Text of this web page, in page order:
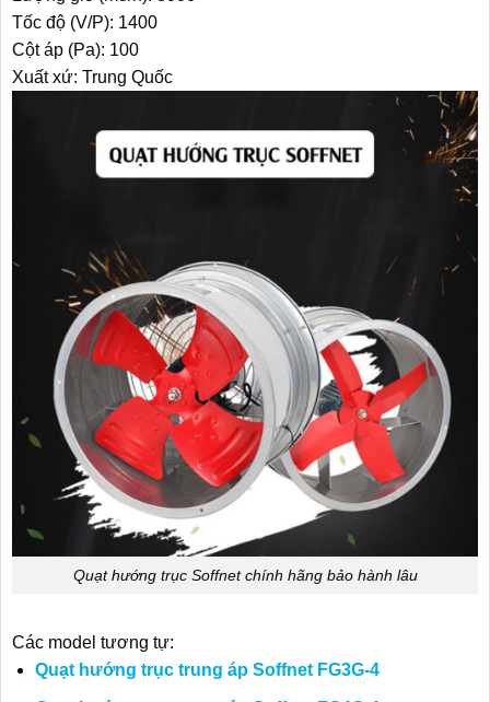
Tốc độ (V/P): 1400
Cột áp (Pa): 100
Xuất xứ: Trung Quốc
Quạt hướng trục Soffnet chính hãng bảo hành lâu
Các model tương tự:
Quạt hướng trục trung áp Soffnet FG3G-4